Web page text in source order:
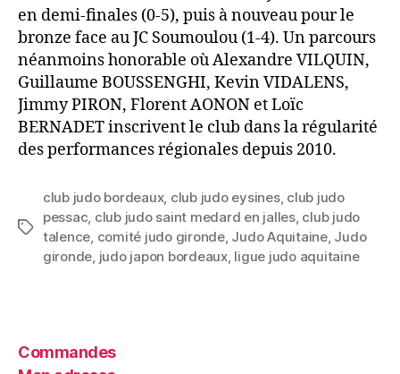
en demi-finales (0-5), puis à nouveau pour le
bronze face au JC Soumoulou (1-4). Un parcours
néanmoins honorable où Alexandre VILQUIN,
Guillaume BOUSSENGHI, Kevin VIDALENS,
Jimmy PIRON, Florent AONON et Loïc
BERNADET inscrivent le club dans la régularité
des performances régionales depuis 2010.
club judo bordeaux, club judo eysines, club judo
pessac, club judo saint medard en jalles, club judo
talence, comité judo gironde, Judo Aquitaine, Judo
gironde, judo japon bordeaux, ligue judo aquitaine
Commandes